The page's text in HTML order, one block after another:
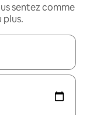
sentez comme
plus.
flèches vers le